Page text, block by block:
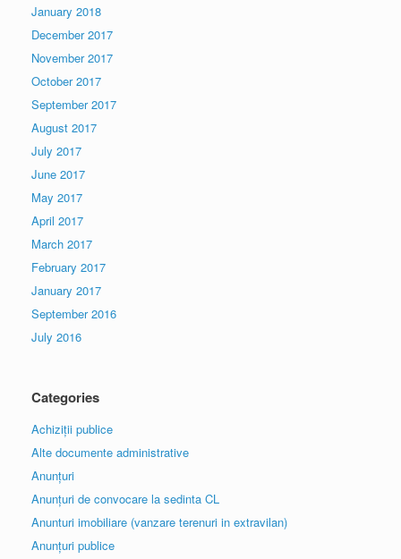
January 2018
December 2017
November 2017
October 2017
September 2017
August 2017
July 2017
June 2017
May 2017
April 2017
March 2017
February 2017
January 2017
September 2016
July 2016
Categories
Achiziții publice
Alte documente administrative
Anunțuri
Anunțuri de convocare la sedinta CL
Anunturi imobiliare (vanzare terenuri in extravilan)
Anunțuri publice